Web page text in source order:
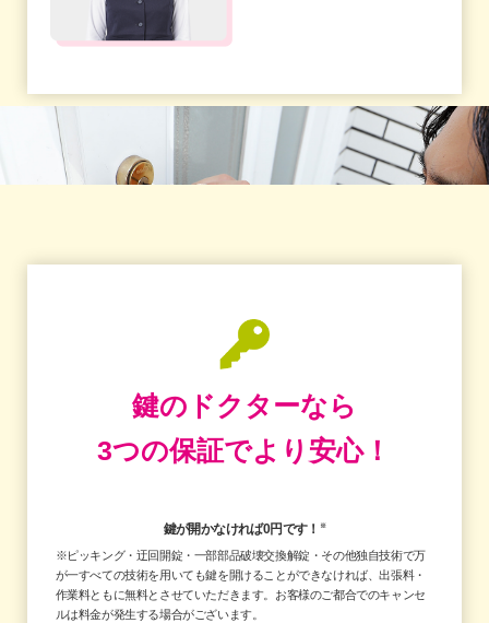
鍵のドクターなら
3つの保証でより安心！
鍵が開かなければ0円です！ ※
※ピッキング・迂回開錠・一部部品破壊交換解錠・その他独自技術で万
が一すべての技術を用いても鍵を開けることができなければ、出張料・
作業料ともに無料とさせていただきます。お客様のご都合でのキャンセ
ルは料金が発生する場合がございます。